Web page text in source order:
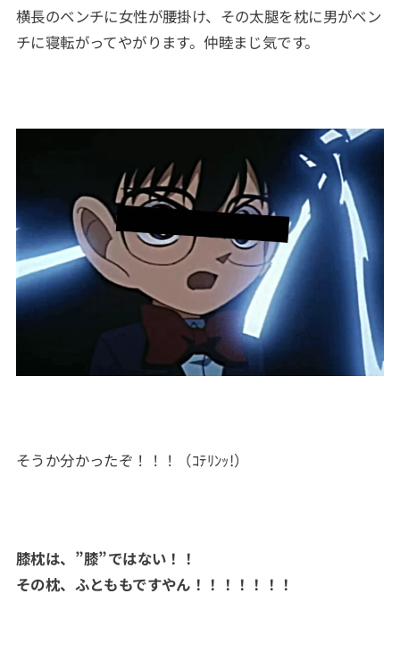
横長のベンチに女性が腰掛け、その太腿を枕に男がベン
チに寝転がってやがります。仲睦まじ気です。
そうか分かったぞ！！！（ｺﾃﾘﾝｯ!）
膝枕は、”膝”ではない！！
その枕、ふとももですやん！！！！！！！